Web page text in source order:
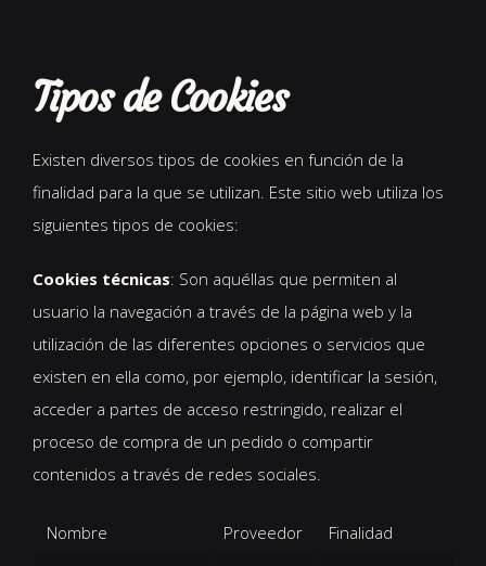
Tipos de Cookies
Existen diversos tipos de cookies en función de la
finalidad para la que se utilizan. Este sitio web utiliza los
siguientes tipos de cookies:
Cookies técnicas: Son aquéllas que permiten al
usuario la navegación a través de la página web y la
utilización de las diferentes opciones o servicios que
existen en ella como, por ejemplo, identificar la sesión,
acceder a partes de acceso restringido, realizar el
proceso de compra de un pedido o compartir
contenidos a través de redes sociales.
Nombre Proveedor Finalidad